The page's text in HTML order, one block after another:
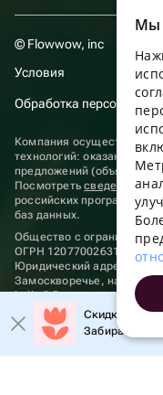
© Flowwow, inc
Условия
Обработка
Компания осуществляет
технологий: оказание
предложений
Посмотретьсведения о
российских программ для
баз данных.
Общество с
ОГРН 1207700263198,
Юридический адрес: г.
Замоскворечье, наб.
hello@flowwow.com
8 800
ПрименяютсяСкидка до
Забирайте
Мы